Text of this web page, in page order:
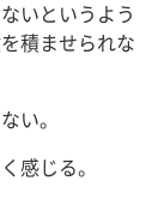
いというよう
積ませられな
い。
感じる。